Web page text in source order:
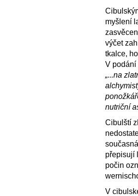
myšlení
výčet
tkalce,
V podání
„...na
nutriční
Cibulští
přepisují
počin
V